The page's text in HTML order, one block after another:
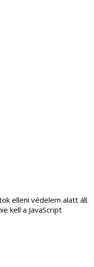
elleni védelem alatt áll.
kell a JavaScript